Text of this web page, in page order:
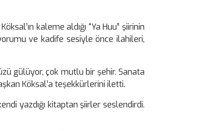
kaleme aldığı “Ya Huu” şiirinin
ve kadife sesiyle önce ilahileri,
gülüyor, çok mutlu bir şehir. Sanata
Köksal’a teşekkürlerini iletti.
yazdığı kitaptan şiirler seslendirdi.